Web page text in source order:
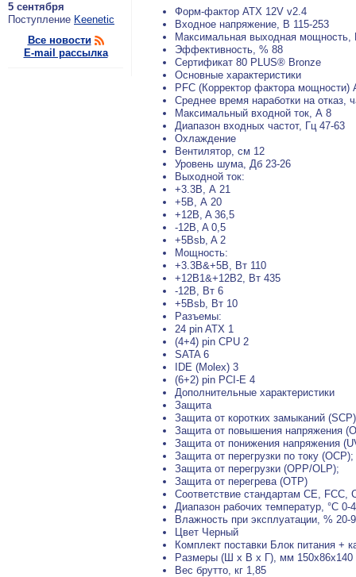
5 сентября
По­ступ­ле­ние Keenetic
Все новости
E-mail рассылка
Форм-фактор ATX 12V v2.4
Входное напряжение, В 115-253
Максимальная выходная мощность,
Эффективность, % 88
Сертификат 80 PLUS® Bronze
Основные характеристики
PFC (Корректор фактора мощности)
Среднее время наработки на отказ,
Максимальный входной ток, А 8
Диапазон входных частот, Гц 47-63
Охлаждение
Вентилятор, см 12
Уровень шума, Дб 23-26
Выходной ток:
+3.3B, А 21
+5B, А 20
+12B, A 36,5
-12B, A 0,5
+5Bsb, A 2
Мощность:
+3.3B&+5B, Вт 110
+12B1&+12B2, Вт 435
-12B, Вт 6
+5Bsb, Вт 10
Разъемы:
24 pin ATX 1
(4+4) pin CPU 2
SATA 6
IDE (Molex) 3
(6+2) pin PCI-E 4
Дополнительные характеристики
Защита
Защита от коротких замыканий
Защита от повышения напряжения
Защита от понижения напряжения
Защита от перегрузки по току (OCP);
Защита от перегрузки (OPP/OLP);
Защита от перегрева (OTP)
Соответствие стандартам CE,
Диапазон рабочих температур, °С 0-
Влажность при эксплуатации, % 20-
Цвет Черный
Комплект поставки Блок питания +
Размеры (Ш x В x Г), мм 150x86x140
Вес брутто, кг 1,85